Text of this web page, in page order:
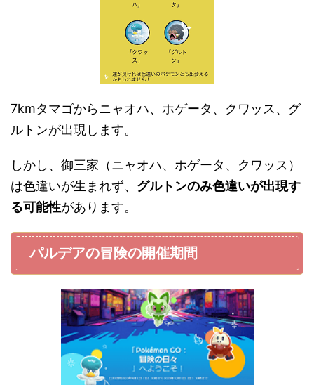
7kmタマゴからニャオハ、ホゲータ、クワッス、グ
ルトンが出現します。
しかし、御三家（ニャオハ、ホゲータ、クワッス）
は色違いが生まれず、 グルトンのみ色違いが出現す
る可能性があります。
パルデアの冒険の開催期間